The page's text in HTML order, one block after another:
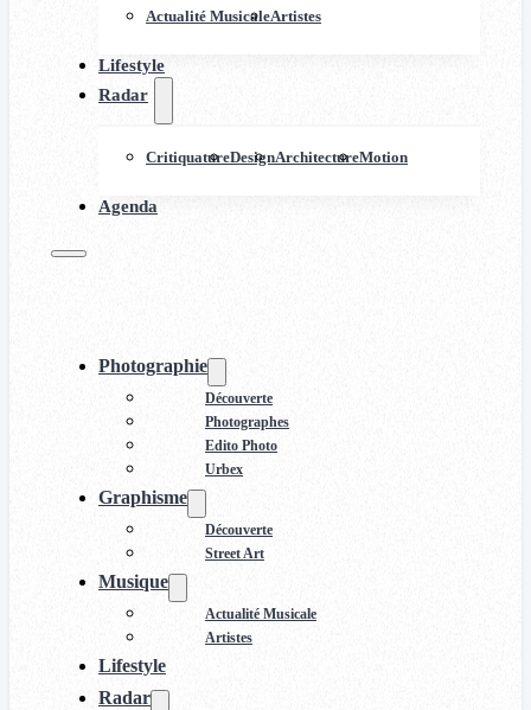
Actualité MusicaleArtistes
Lifestyle
Radar
CritiquatureDesignArchitectureMotion
Agenda
Photographie
Découverte
Photographes
Edito Photo
Urbex
Graphisme
Découverte
Street Art
Musique
Actualité Musicale
Artistes
Lifestyle
Radar